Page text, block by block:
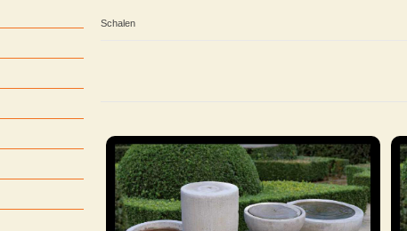
Schalen